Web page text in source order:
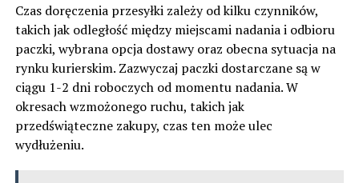
Czas doręczenia przesyłki zależy od kilku czynników,
takich jak odległość między miejscami nadania i odbioru
paczki, wybrana opcja dostawy oraz obecna sytuacja na
rynku kurierskim. Zazwyczaj paczki dostarczane są w
ciągu 1-2 dni roboczych od momentu nadania. W
okresach wzmożonego ruchu, takich jak
przedświąteczne zakupy, czas ten może ulec
wydłużeniu.